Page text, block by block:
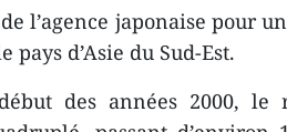
l’agence japonaise pour
pays d’Asie du Sud-Est.
des années 2000,